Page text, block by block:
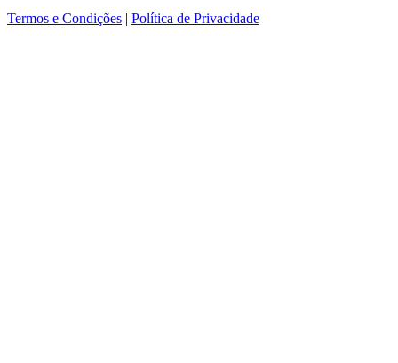
Termos e Condições | Política de Privacidade